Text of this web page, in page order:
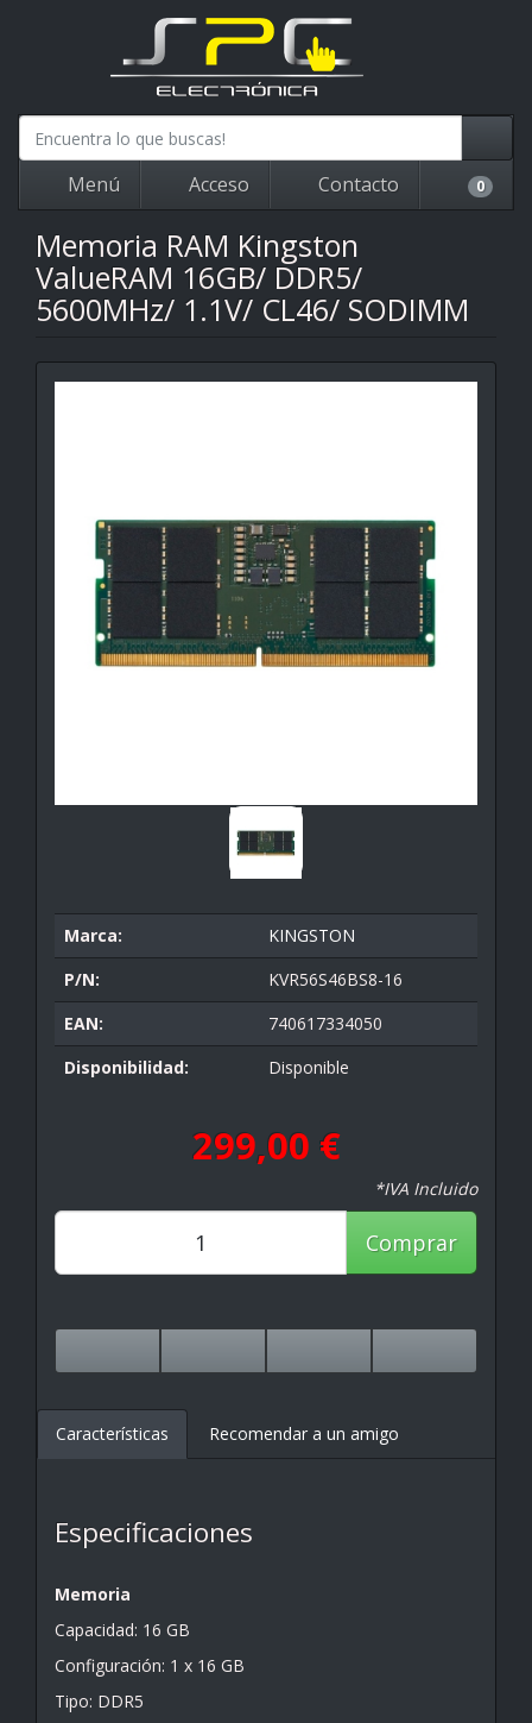
Menú Acceso Contacto 0
Memoria RAM Kingston
ValueRAM 16GB/ DDR5/
5600MHz/ 1.1V/ CL46/ SODIMM
Marca:
KINGSTON
P/N:
KVR56S46BS8-16
EAN:
740617334050
Disponibilidad:
Disponible
299,00 €
*IVA Incluido
Comprar
Características Recomendar a un amigo
Especificaciones
Memoria
Capacidad: 16 GB
Configuración: 1 x 16 GB
Tipo: DDR5